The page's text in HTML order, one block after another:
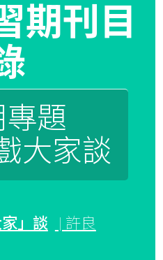
期刊 目
題
大家談
」談
| 許良